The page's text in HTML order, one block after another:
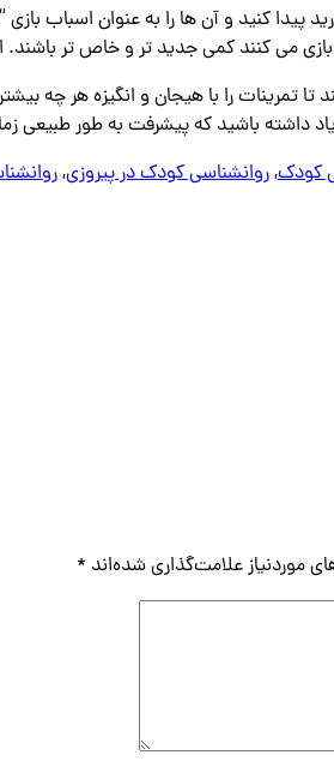
پیدا کنید و آن‌ ها را به‌ عنوان اسباب‌
بازی می‌ کنند کمی جدید تر و خاص ‌تر
تا تمرینات را با هیجان و انگیزه هر
یاد داشته باشید که پیشرفت به طور
کودک,روانشناسی کودک در پیروزی,
موردنیاز علامت‌گذاری شده‌اند *